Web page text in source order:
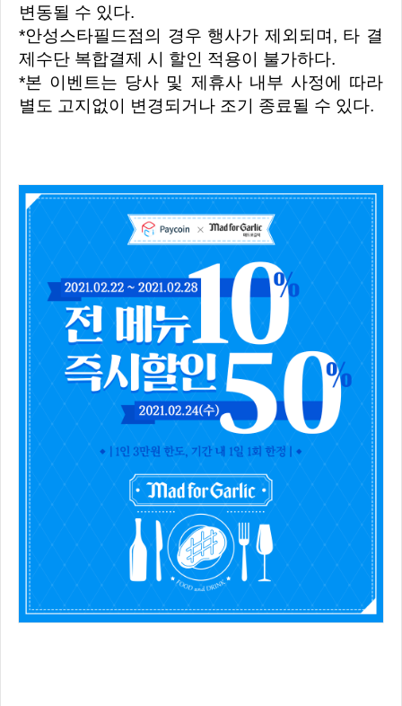
변동될 수 있다.
*안성스타필드점의 경우 행사가 제외되며, 타 결
제수단 복합결제 시 할인 적용이 불가하다.
*본 이벤트는 당사 및 제휴사 내부 사정에 따라
별도 고지없이 변경되거나 조기 종료될 수 있다.